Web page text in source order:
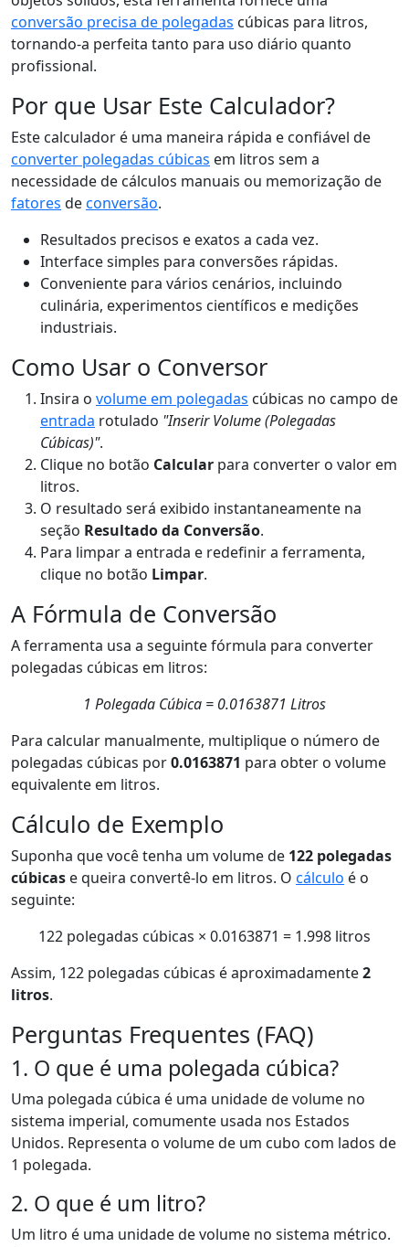
conversão precisa de polegadas cúbicas para litros,
tornando-a perfeita tanto para uso diário quanto
profissional.
Por que Usar Este Calculador?
Este calculador é uma maneira rápida e confiável de
converter polegadas cúbicas em litros sem a
necessidade de cálculos manuais ou memorização de
fatores deconversão.
Resultados precisos e exatos a cada vez.
Interface simples para conversões rápidas.
Conveniente para vários cenários, incluindo
culinária, experimentos científicos e medições
industriais.
Como Usar o Conversor
Insira o volume em polegadas cúbicas no campo de
entrada rotulado "Inserir Volume (Polegadas
Cúbicas)".
Clique no botão Calcular para converter o valor em
litros.
O resultado será exibido instantaneamente na
seção Resultado da Conversão.
Para limpar a entrada e redefinir a ferramenta,
clique no botão Limpar.
A Fórmula de Conversão
A ferramenta usa a seguinte fórmula para converter
polegadas cúbicas em litros:
1 Polegada Cúbica = 0.0163871 Litros
Para calcular manualmente, multiplique o número de
polegadas cúbicas por0.0163871 para obter o volume
equivalente em litros.
Cálculo de Exemplo
Suponha que você tenha um volume de 122 polegadas
cúbicas e queira convertê-lo em litros. O cálculo é o
seguinte:
122 polegadas cúbicas × 0.0163871 = 1.998 litros
Assim, 122 polegadas cúbicas é aproximadamente2
litros.
Perguntas Frequentes (FAQ)
1. O que é uma polegada cúbica?
Uma polegada cúbica é uma unidade de volume no
sistema imperial, comumente usada nos Estados
Unidos. Representa o volume de um cubo com lados de
1 polegada.
2. O que é um litro?
Um litro é uma unidade de volume no sistema métrico.